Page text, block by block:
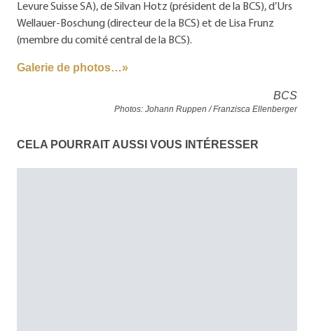
Levure Suisse SA), de Silvan Hotz (président de la BCS), d’Urs
Wellauer-Boschung (directeur de la BCS) et de Lisa Frunz
(membre du comité central de la BCS).
Galerie de photos…»
BCS
Photos: Johann Ruppen / Franzisca Ellenberger
CELA POURRAIT AUSSI VOUS INTÉRESSER